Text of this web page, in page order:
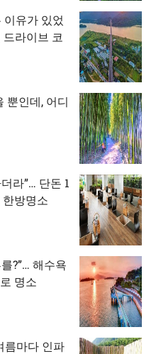
이유가 있었
라이브 코
뿐인데, 어디
라”… 단돈 1
방명소
?”… 해수욕
명소
름마다 인파